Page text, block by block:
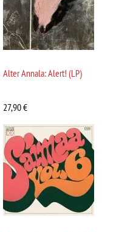
Alter Annala: Alert! (LP)
27,90€